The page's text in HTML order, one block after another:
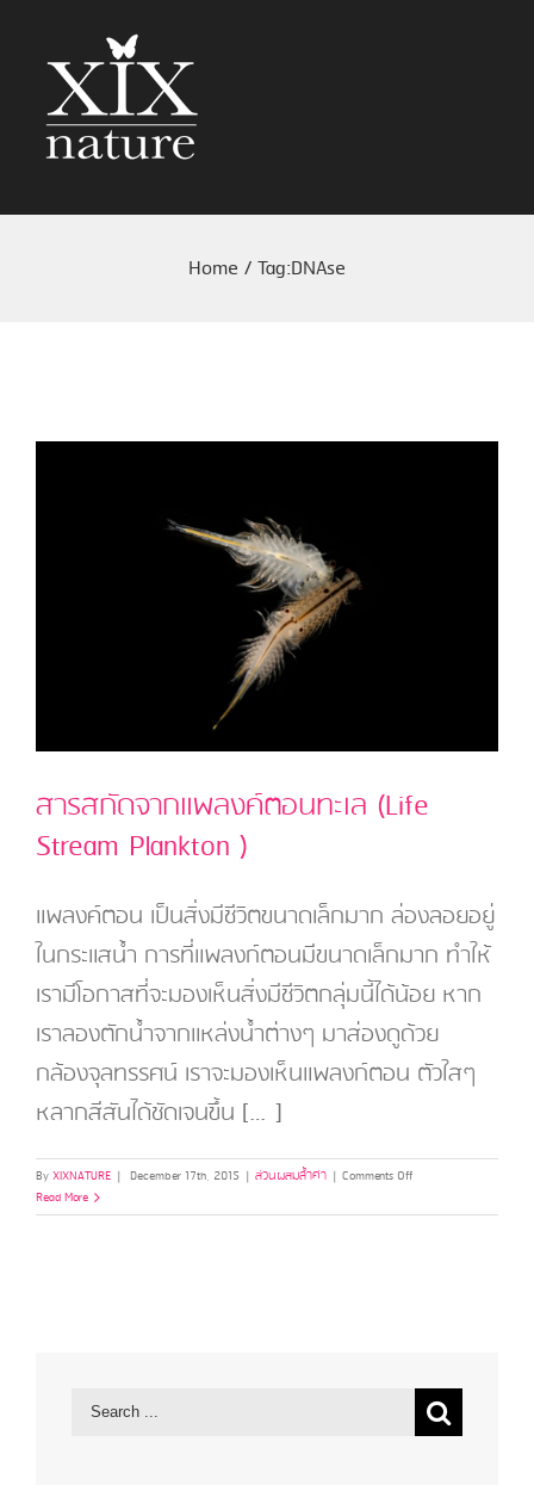
Home /Tag:DNAse
สารสกัดจากแพลงค์ตอนทะเล (Life
Stream Plankton )
สารสกัดจากแพลงค์ตอนทะเล (Life
Stream Plankton )
แพลงค์ตอน เป็นสิ่งมีชีวิตขนาดเล็กมาก ล่องลอยอยู่
ในกระแสน้ำ การที่แพลงก์ตอนมีขนาดเล็กมาก ทำให้
เรามีโอกาสที่จะมองเห็นสิ่งมีชีวิตกลุ่มนี้ได้น้อย หาก
เราลองตักน้ำจากแหล่งน้ำต่างๆ มาส่องดูด้วย
กล้องจุลทรรศน์ เราจะมองเห็นแพลงก์ตอน ตัวใสๆ
หลากสีสันได้ชัดเจนขึ้น […]
ByXIXNATURE | December 17th, 2015 | ส่วนผสมล้ำค่า | Comments Offon
สกัด
Plankton
Read More